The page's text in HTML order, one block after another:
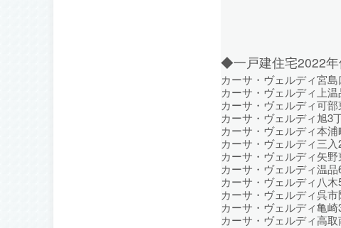
◆一戸建住宅2022
カーサ・ヴェルディ宮島
カーサ・ヴェルディ上温
カーサ・ヴェルディ可部
カーサ・ヴェルディ旭3
カーサ・ヴェルディ本浦
カーサ・ヴェルディ三入
カーサ・ヴェルディ矢野
カーサ・ヴェルディ温品
カーサ・ヴェルディ八木
カーサ・ヴェルディ呉市
カーサ・ヴェルディ亀崎
カーサ・ヴェルディ高取